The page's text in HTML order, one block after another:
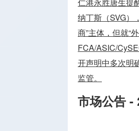
纳丁斯（SVG）
商”主体，但就“
FCA/ASIC/
开声明中多次明
监管。
市场公告 -